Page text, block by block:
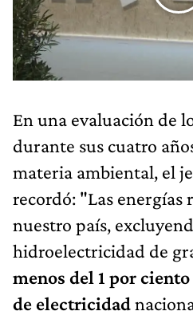
En una evaluación de
durante sus cuatro
materia ambiental, el
recordó: "Las energías
nuestro país,
hidroelectricidad de
menos del 1 por
de electricidad